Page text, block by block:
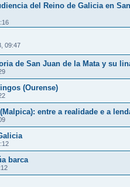
del Reino de Galicia en
09:47
de San Juan de la Mata y su
(Ourense)
entre a realidade e a
barca